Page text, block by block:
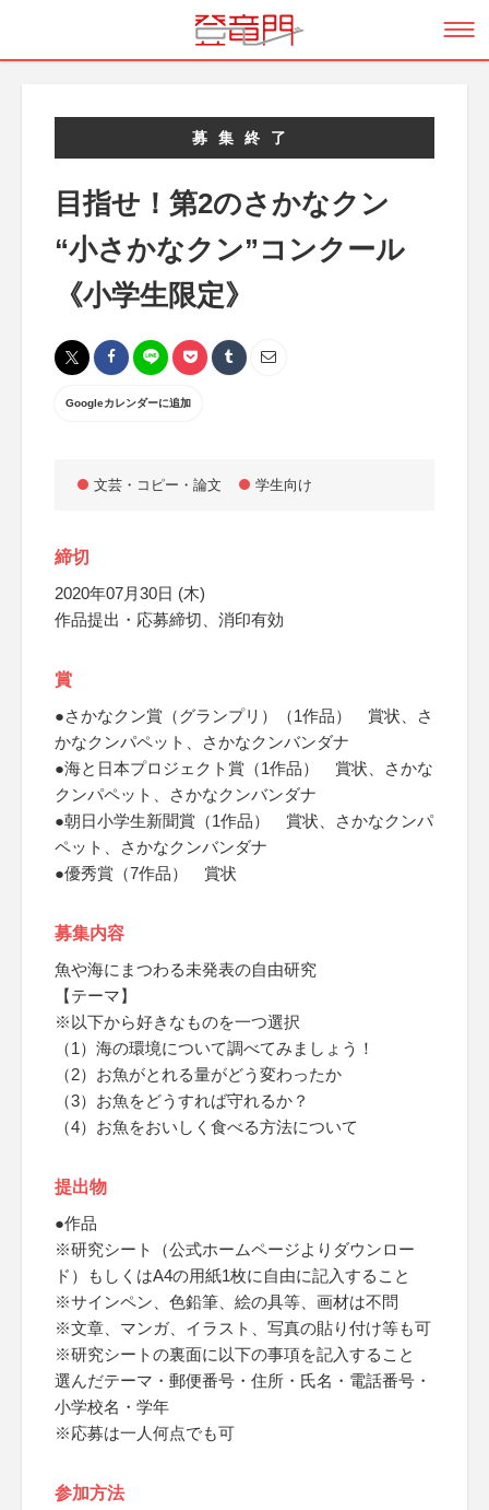
募集終了
目指せ！第2のさかなクン
“小さかなクン”コンクール
《小学生限定》
Googleカレンダーに追加
文芸・コピー・論文 学生向け
締切
2020年07月30日 (木)
作品提出・応募締切、消印有効
賞
●さかなクン賞（グランプリ）（1作品） 賞状、さ
かなクンパペット、さかなクンバンダナ
●海と日本プロジェクト賞（1作品） 賞状、さかな
クンパペット、さかなクンバンダナ
●朝日小学生新聞賞（1作品） 賞状、さかなクンパ
ペット、さかなクンバンダナ
●優秀賞（7作品） 賞状
募集内容
魚や海にまつわる未発表の自由研究
【テーマ】
※以下から好きなものを一つ選択
（1）海の環境について調べてみましょう！
（2）お魚がとれる量がどう変わったか
（3）お魚をどうすれば守れるか？
（4）お魚をおいしく食べる方法について
提出物
●作品
※研究シート（公式ホームページよりダウンロー
ド）もしくはA4の用紙1枚に自由に記入すること
※サインペン、色鉛筆、絵の具等、画材は不問
※文章、マンガ、イラスト、写真の貼り付け等も可
※研究シートの裏面に以下の事項を記入すること
選んだテーマ・郵便番号・住所・氏名・電話番号・
小学校名・学年
※応募は一人何点でも可
参加方法